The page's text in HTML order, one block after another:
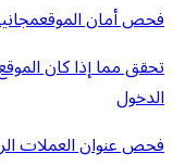
فحص أمان الموقعمجاني
تحقق مما إذا كان
الدخول
فحص عنوان العملات